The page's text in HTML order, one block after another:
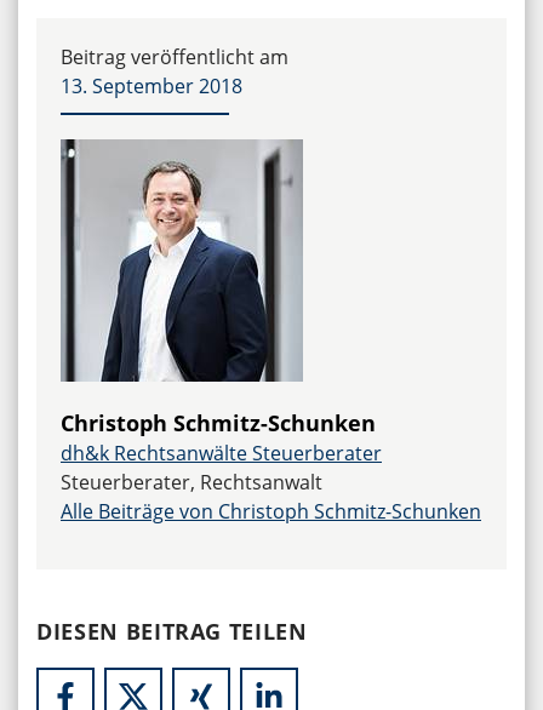
Beitrag veröffentlicht am
13. September 2018
Christoph Schmitz-Schunken
dh&k Rechtsanwälte Steuerberater
Steuerberater, Rechtsanwalt
Alle Beiträge von Christoph Schmitz-Schunken
DIESEN BEITRAG TEILEN